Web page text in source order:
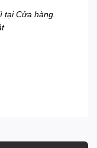
tại Cửa hàng.